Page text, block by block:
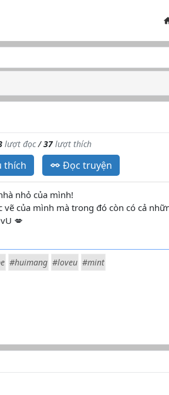
lượt đọc/37 lượt thích
thích Đọc truyện
nhỏ của mình!
của mình mà trong đó còn có cả
💋
#huimang #loveu #mint